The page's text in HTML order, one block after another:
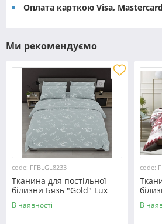
Оплата карткою Visa,
Ми рекомендуємо
code: FFBLGL8233
Тканина для постільної
білизни Бязь "Gold" Lux
GL8233
В наявності
code:
В